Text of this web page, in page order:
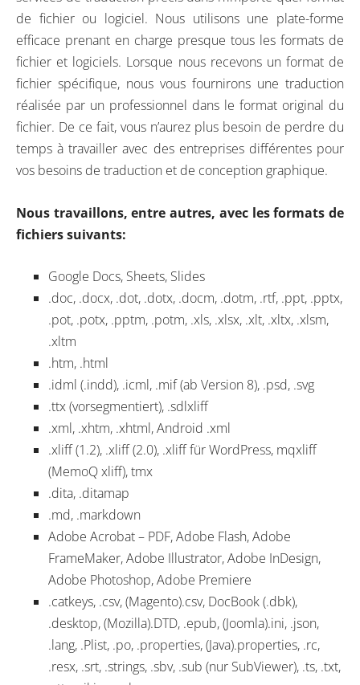
de fichier ou logiciel. Nous utilisons une plate-forme
efficace prenant en charge presque tous les formats de
fichier et logiciels. Lorsque nous recevons un format de
fichier spécifique, nous vous fournirons une traduction
réalisée par un professionnel dans le format original du
fichier. De ce fait, vous n’aurez plus besoin de perdre du
temps à travailler avec des entreprises différentes pour
vos besoins de traduction et de conception graphique.
Nous travaillons, entre autres, avec les formats de
fichiers suivants:
Google Docs, Sheets, Slides
.doc, .docx, .dot, .dotx, .docm, .dotm, .rtf, .ppt, .pptx,
.pot, .potx, .pptm, .potm, .xls, .xlsx, .xlt, .xltx, .xlsm,
.xltm
.htm, .html
.idml (.indd), .icml, .mif (ab Version 8), .psd, .svg
.ttx (vorsegmentiert), .sdlxliff
.xml, .xhtm, .xhtml, Android .xml
.xliff (1.2), .xliff (2.0), .xliff für WordPress, mqxliff
(MemoQ xliff), tmx
.dita, .ditamap
.md, .markdown
Adobe Acrobat – PDF, Adobe Flash, Adobe
FrameMaker, Adobe Illustrator, Adobe InDesign,
Adobe Photoshop, Adobe Premiere
.catkeys, .csv, (Magento).csv, DocBook (.dbk),
.desktop, (Mozilla).DTD, .epub, (Joomla).ini, .json,
.lang, .Plist, .po, .properties, (Java).properties, .rc,
.resx, .srt, .strings, .sbv, .sub (nur SubViewer), .ts, .txt,